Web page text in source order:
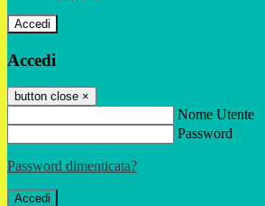
Accedi
Accedi
button close ×
Nome Utente
Password
Password dimenticata?